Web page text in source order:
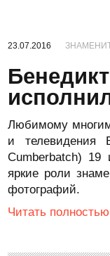
23.07.2016
Любимому
и телевидения
Cumberbatch)
яркие роли
фотографий.
Читать